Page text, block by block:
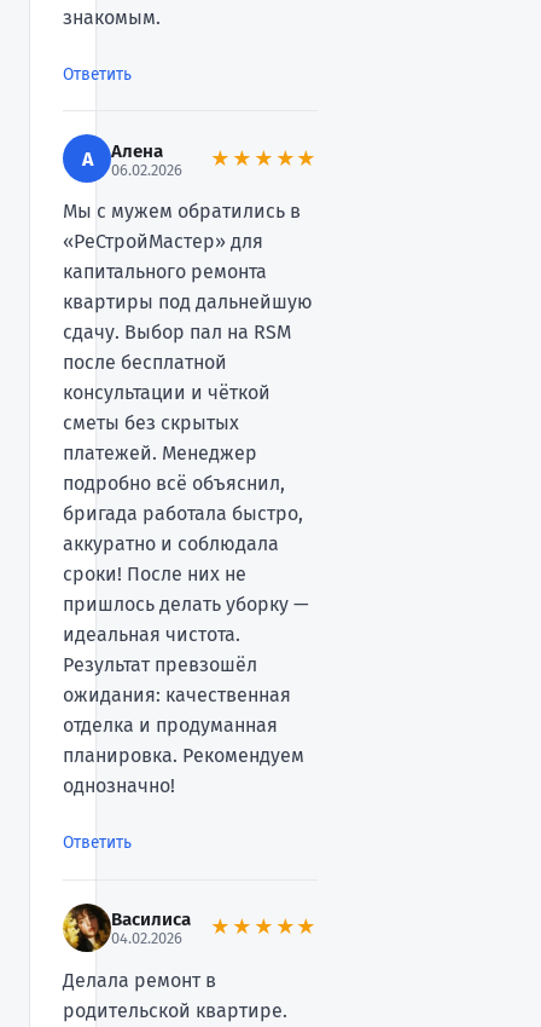
знакомым.
Ответить
А Алена
06.02.2026 ★★★★★
Мы с мужем обратились в
«РеСтройМастер» для
капитального ремонта
квартиры под дальнейшую
сдачу. Выбор пал на RSM
после бесплатной
консультации и чёткой
сметы без скрытых
платежей. Менеджер
подробно всё объяснил,
бригада работала быстро,
аккуратно и соблюдала
сроки! После них не
пришлось делать уборку —
идеальная чистота.
Результат превзошёл
ожидания: качественная
отделка и продуманная
планировка. Рекомендуем
однозначно!
Ответить
Василиса
04.02.2026 ★★★★★
Делала ремонт в
родительской квартире.